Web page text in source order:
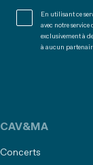
En utilisant ce
avec notre
exclusivement à
à aucun
CAV&MA
Concerts